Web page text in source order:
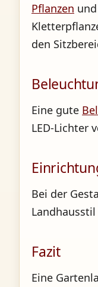
Pflanzen
den
Eine gute
LED-Lichter
Bei der
Fazit
Eine